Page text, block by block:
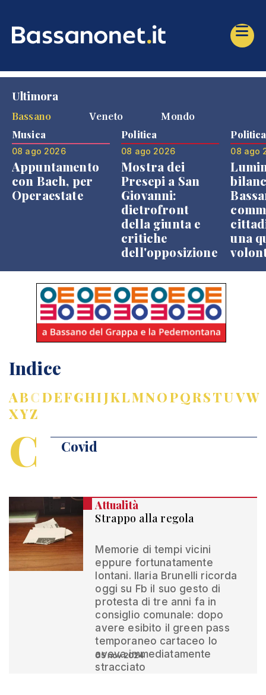
Ultimora
Bassano
Veneto Mondo
Musica
08 ago 2026
Appuntamento
con Bach, per
Operaestate
Politica
08 ago 2026
Mostra dei
Presepi a San
Giovanni:
dietrofront
della giunta e
critiche
dell'opposizione
Politica
08 ago
una
Indice
ABCDEFGHIJKLMNOPQRSTUVW
XYZ
C Covid
Attualità
Strappo alla regola
Memorie di tempi vicini
eppure fortunatamente
lontani. Ilaria Brunelli ricorda
oggi su Fb il suo gesto di
protesta di tre anni fa in
consiglio comunale: dopo
avere esibito il green pass
temporaneo cartaceo lo
aveva immediatamente
stracciato
05 nov 2024